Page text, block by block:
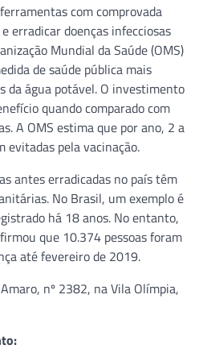
com comprovada
erradicar doenças infecciosas
Mundial da Saúde (OMS)
de saúde pública mais
da água potável. O investimento
quando comparado com
A OMS estima que por ano, 2 a
evitadas pela vacinação.
antes erradicadas no país têm
No Brasil, um exemplo é
há 18 anos. No entanto,
que 10.374 pessoas foram
até fevereiro de 2019.
nº 2382, na Vila Olímpia,